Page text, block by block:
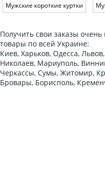
Мужские короткие куртки
Получить свои заказы
товары по всей Украине:
Киев, Харьков, Одесса,
Николаев, Мариуполь,
Черкассы, Сумы, Житомир,
Бровары, Борисполь,